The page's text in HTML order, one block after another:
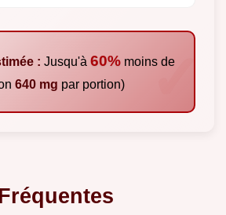
: Jusqu'à 60% moins de
640 mg par portion)